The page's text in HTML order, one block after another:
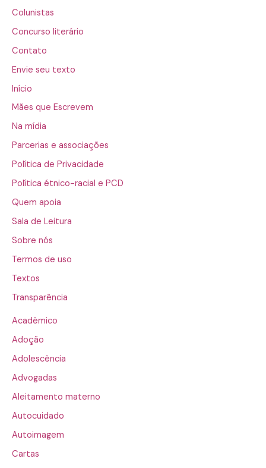
Colunistas
Concurso literário
Contato
Envie seu texto
Início
Mães que Escrevem
Na mídia
Parcerias e associações
Política de Privacidade
Política étnico-racial e PCD
Quem apoia
Sala de Leitura
Sobre nós
Termos de uso
Textos
Transparência
Acadêmico
Adoção
Adolescência
Advogadas
Aleitamento materno
Autocuidado
Autoimagem
Cartas